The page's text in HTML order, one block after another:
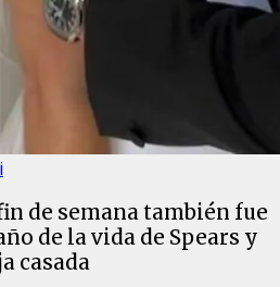
de semana también fue
de la vida de Spears y
casada